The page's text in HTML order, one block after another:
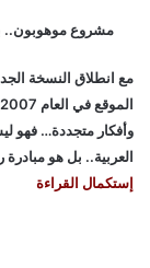
مشروع موهوبون..
مع انطلاق النسخة
وأفكار متجددة… فهو
العربية.. بل هو
إستكمال القراءة